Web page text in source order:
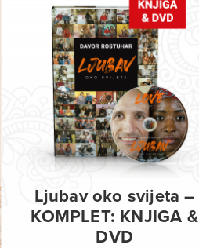
Ljubav oko svijeta –
KOMPLET: KNJIGA &
DVD